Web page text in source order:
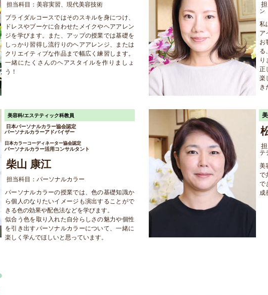
担当科目：美容実習、現代美容技術
ブライダルコースではそのスキルを身につけ、
ドレスやブーケに合わせたメイクやヘアアレン
ジを学びます。また、アップの授業では基礎を
しっかり習得し流行りのヘアアレンジ、または
クリエイティブな作品まで幅広く練習します。
一緒にたくさんのヘアスタイルを作りましょ
う！
ン
私
ア
お
る
り
正
楽
き
美容科/エステティック科教員
日本パーソナルカラー協会認定
パーソナルカラーアドバイザー
日本カラーコーディネーター協会認定
パーソナルカラー活用コンサルタント
柴山 康江
担当科目：パーソナルカラー
パーソナルカラーの授業では、色の基礎知識か
ら個人のなりたいイメージも演出することがで
きる色の効果や配色法などを学びます。
似合う色を取り入れた自分らしさの魅力や個性
を引き出すパーソナルカラーについて、一緒に
楽しく学んでほしいと思っています。
テ
美
で
で
成